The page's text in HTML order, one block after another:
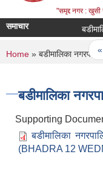
"समृद्द नगर : खुसी
समाचार
«
You are
Home » बडीमालिका
बडीमालिका
Supporting
बडीमालिका
(BHADRA 12